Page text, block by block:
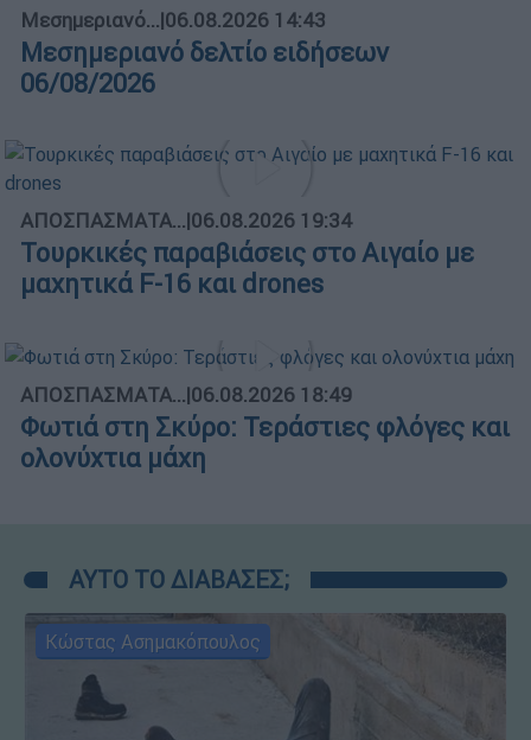
Μεσημεριανό...|06.08.2026 14:43
Μεσημεριανό δελτίο ειδήσεων
06/08/2026
ΑΠΟΣΠΑΣΜΑΤΑ...|06.08.2026 19:34
Τουρκικές παραβιάσεις στο Αιγαίο με
μαχητικά F-16 και drones
ΑΠΟΣΠΑΣΜΑΤΑ...|06.08.2026 18:49
Φωτιά στη Σκύρο: Τεράστιες φλόγες και
ολονύχτια μάχη
ΑΥΤΟ ΤΟ ΔΙΑΒΑΣΕΣ;
Κώστας Ασημακόπουλος